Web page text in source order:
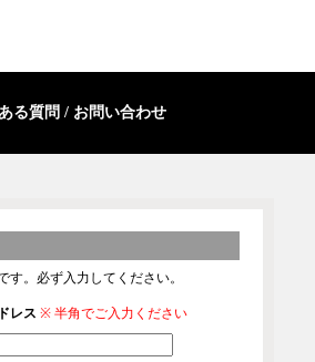
る質問 / お問い合わせ
す。必ず入力してください。
レス ※ 半角でご入力ください